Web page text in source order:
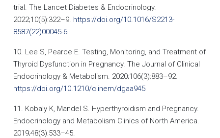
trial. The Lancet Diabetes & Endocrinology.
2022;10(5):322–9. https://doi.org/10.1016/S2213-
8587(22)00045-6
10. Lee S, Pearce E. Testing, Monitoring, and Treatment of
Thyroid Dysfunction in Pregnancy. The Journal of Clinical
Endocrinology & Metabolism. 2020;106(3):883–92.
https://doi.org/10.1210/clinem/dgaa945
11. Kobaly K, Mandel S. Hyperthyroidism and Pregnancy.
Endocrinology and Metabolism Clinics of North America.
2019;48(3):533–45.